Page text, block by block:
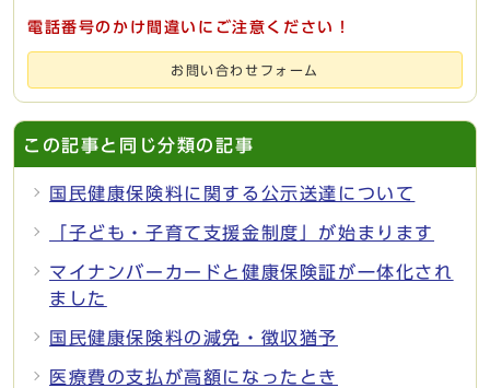
電話番号のかけ間違いにご注意ください！
お問い合わせフォーム
この記事と同じ分類の記事
国民健康保険料に関する公示送達について
「子ども・子育て支援金制度」が始まります
マイナンバーカードと健康保険証が一体化され
ました
国民健康保険料の減免・徴収猶予
医療費の支払が高額になったとき